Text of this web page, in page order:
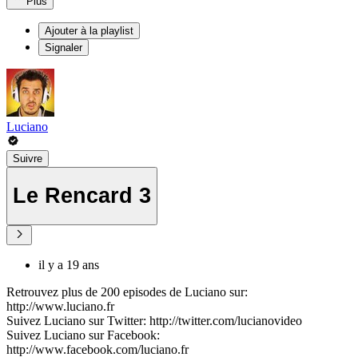
Ajouter à la playlist
Signaler
Luciano
Suivre
Le Rencard 3
il y a 19 ans
Retrouvez plus de 200 episodes de Luciano sur:
http://www.luciano.fr
Suivez Luciano sur Twitter: http://twitter.com/lucianovideo
Suivez Luciano sur Facebook:
http://www.facebook.com/luciano.fr